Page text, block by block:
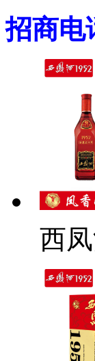
招商电
西